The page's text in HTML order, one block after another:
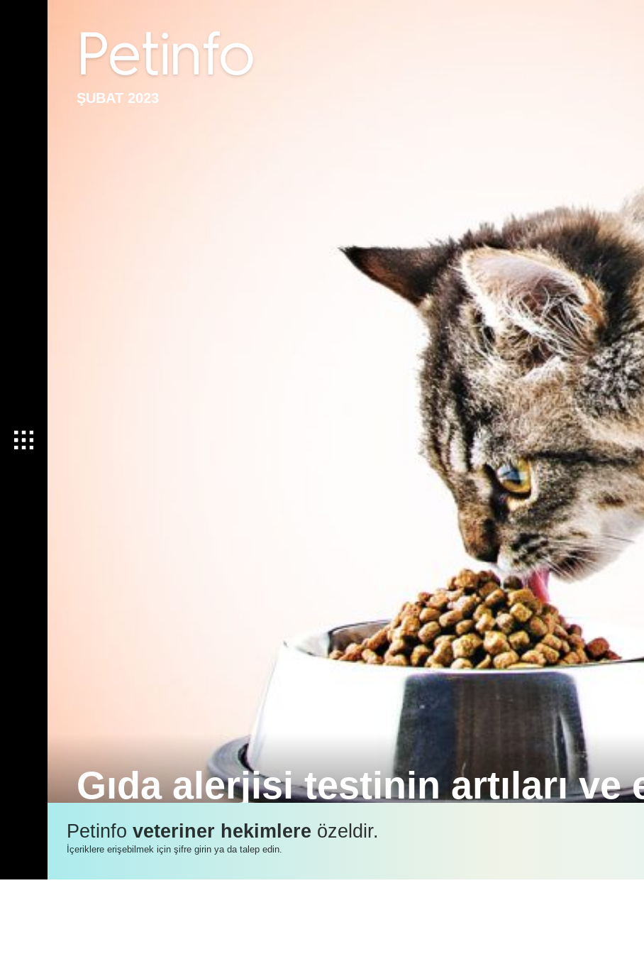
ŞUBAT 2023
Gıda alerjisi testinin artıları ve
Kutanöz advers gıda reaksiyonları yaşam boyu süren bir hastalıktır, ancak doğru teşhis
yönetilebilirler.
Petinfoveteriner hekimlere özeldir.
İçeriklere erişebilmek için şifre girin ya da talep edin.